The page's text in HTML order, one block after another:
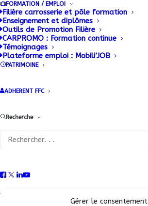
Gérer le consentement
FORMATION / EMPLOI
Filière carrosserie et pôle formation
Enseignement et diplômes
Outils de Promotion Filière
CARPROMO : Formation continue
Témoignages
Plateforme emploi : Mobili’JOB
PATRIMOINE
ADHERENT FFC
Recherche
Politique de confidentialité